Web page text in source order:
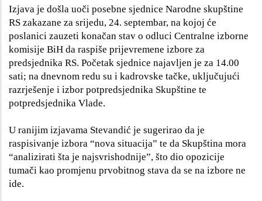
Izjava je došla uoči posebne sjednice Narodne skupštine
RS zakazane za srijedu, 24. septembar, na kojoj će
poslanici zauzeti konačan stav o odluci Centralne izborne
komisije BiH da raspiše prijevremene izbore za
predsjednika RS. Početak sjednice najavljen je za 14.00
sati; na dnevnom redu su i kadrovske tačke, uključujući
razrješenje i izbor potpredsjednika Skupštine te
potpredsjednika Vlade.
U ranijim izjavama Stevandić je sugerirao da je
raspisivanje izbora “nova situacija” te da Skupština mora
“analizirati šta je najsvrishodnije”, što dio opozicije
tumači kao promjenu prvobitnog stava da se na izbore ne
ide.